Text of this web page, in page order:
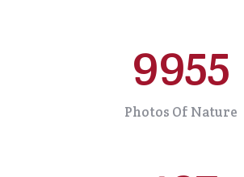
9955
Photos Of Nature